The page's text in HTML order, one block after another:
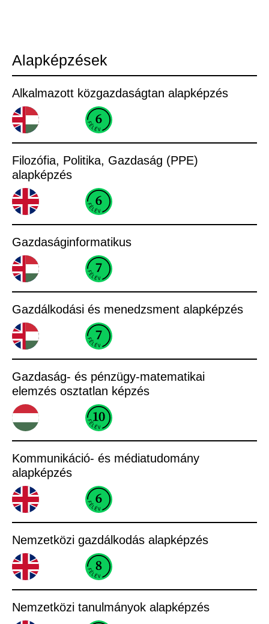
Alapképzések
Alkalmazott közgazdaságtan alapképzés
Filozófia, Politika, Gazdaság (PPE)
alapképzés
Gazdaságinformatikus
Gazdálkodási és menedzsment alapképzés
Gazdaság- és pénzügy-matematikai
elemzés osztatlan képzés
Kommunikáció- és médiatudomány
alapképzés
Nemzetközi gazdálkodás alapképzés
Nemzetközi tanulmányok alapképzés